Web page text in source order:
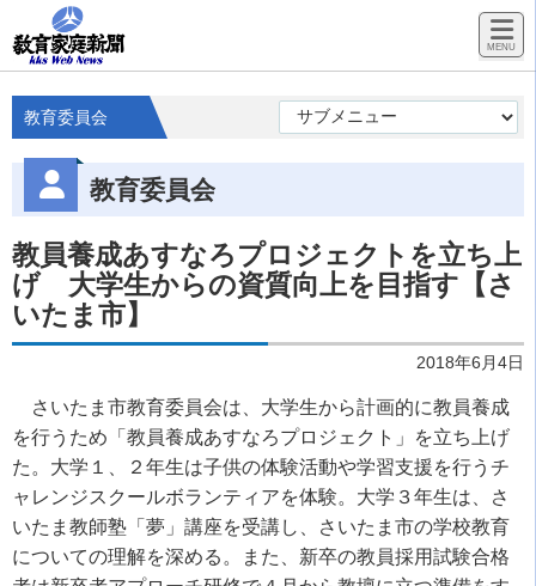
教育委員会
教育委員会
教員養成あすなろプロジェクトを立ち上
げ 大学生からの資質向上を目指す【さ
いたま市】
2018年6月4日
さいたま市教育委員会は、大学生から計画的に教員養成
を行うため「教員養成あすなろプロジェクト」を立ち上げ
た。大学１、２年生は子供の体験活動や学習支援を行うチ
ャレンジスクールボランティアを体験。大学３年生は、さ
いたま教師塾「夢」講座を受講し、さいたま市の学校教育
についての理解を深める。また、新卒の教員採用試験合格